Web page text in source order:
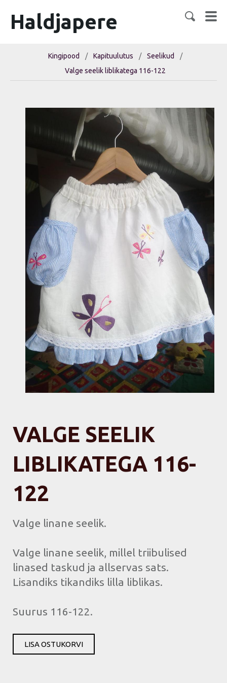
Haldjapere
Kingipood / Kapituulutus / Seelikud
/
Valge seelik liblikatega 116-122
VALGE SEELIK
LIBLIKATEGA 116-
122
Valge linane seelik.
Valge linane seelik, millel triibulised
linased taskud ja allservas sats.
Lisandiks tikandiks lilla liblikas.
Suurus 116-122.
LISA OSTUKORVI